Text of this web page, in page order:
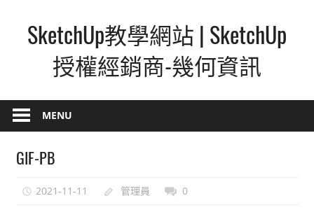
contentSketchUp教學網站 | SketchUp
授權經銷商-幾何資訊
–
最
覺
MENU
GIF-PB
2021-11-11 管理員 0